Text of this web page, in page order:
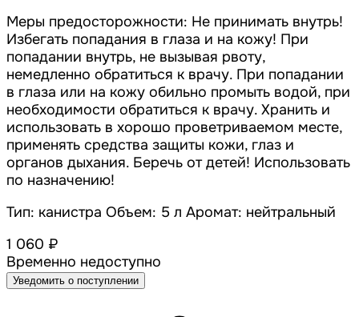
Меры предосторожности: Не принимать внутрь!
Избегать попадания в глаза и на кожу! При
попадании внутрь, не вызывая рвоту,
немедленно обратиться к врачу. При попадании
в глаза или на кожу обильно промыть водой, при
необходимости обратиться к врачу. Хранить и
использовать в хорошо проветриваемом месте,
применять средства защиты кожи, глаз и
органов дыхания. Беречь от детей! Использовать
по назначению!
Тип: канистра Объем: 5 л Аромат: нейтральный
1 060 ₽
Временно недоступно
Уведомить о поступлении